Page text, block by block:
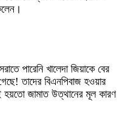
পারেনি খালেদা জিয়াকে বের
তাদের বিএনপিবাজ হওয়ার
হয়তো জামাত উত্থানের মূল কারণ